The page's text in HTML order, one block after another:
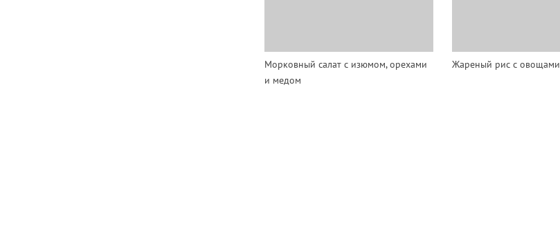
Морковный салат с изюмом, орехами
и медом
Жареный рис с овощами